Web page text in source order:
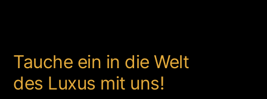
Tauche ein in die Welt
des Luxus mit uns!